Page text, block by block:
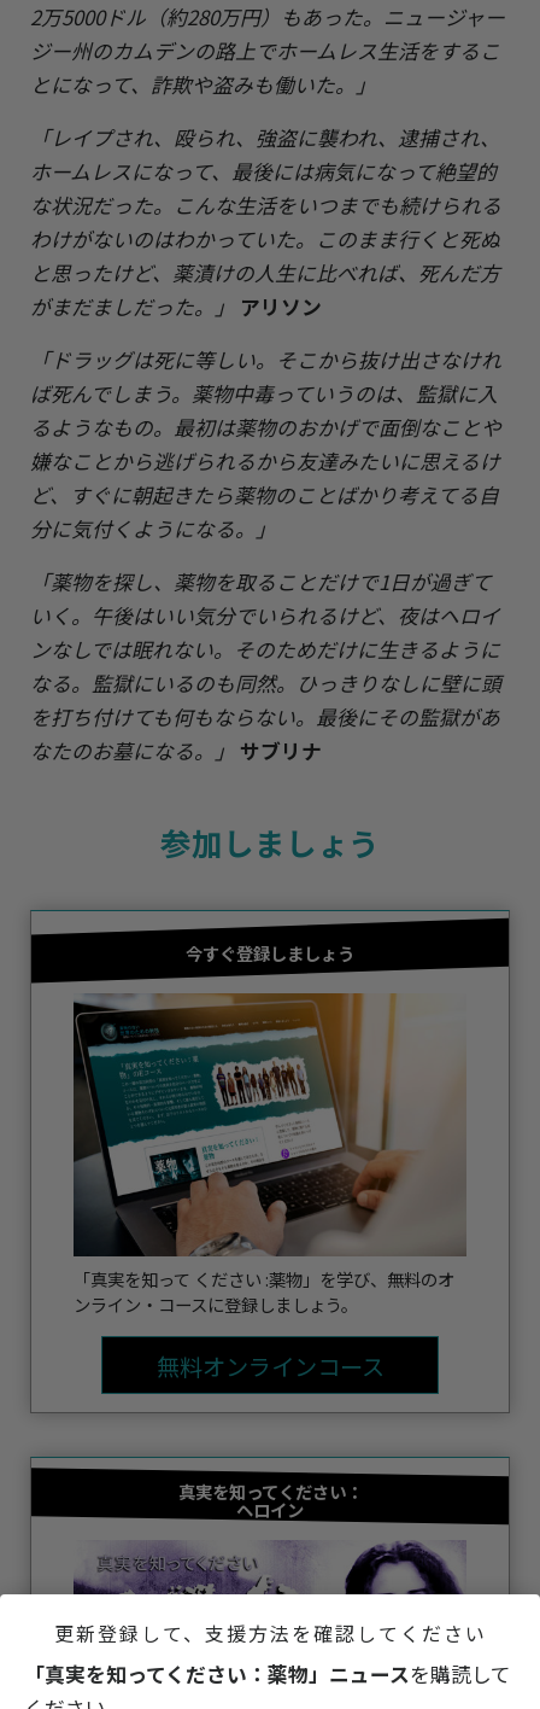
2万5000ドル（約280万円）もあった。ニュージャー
ジー州のカムデンの路上でホームレス生活をするこ
とになって、詐欺や盗みも働いた。」
「レイプされ、殴られ、強盗に襲われ、逮捕され、
ホームレスになって、最後には病気になって絶望的
な状況だった。こんな生活をいつまでも続けられる
わけがないのはわかっていた。このまま行くと死ぬ
と思ったけど、薬漬けの人生に比べれば、死んだ方
がまだましだった。」 アリソン
「ドラッグは死に等しい。そこから抜け出さなけれ
ば死んでしまう。薬物中毒っていうのは、監獄に入
るようなもの。最初は薬物のおかげで面倒なことや
嫌なことから逃げられるから友達みたいに思えるけ
ど、すぐに朝起きたら薬物のことばかり考えてる自
分に気付くようになる。」
「薬物を探し、薬物を取ることだけで1日が過ぎて
いく。午後はいい気分でいられるけど、夜はヘロイ
ンなしでは眠れない。そのためだけに生きるように
なる。監獄にいるのも同然。ひっきりなしに壁に頭
を打ち付けても何もならない。最後にその監獄があ
なたのお墓になる。」 サブリナ
参加しましょう
今すぐ登録しましょう
「真実を知って ください :薬物」を学び、無料のオ
ンライン・コースに登録しましょう。
無料オンラインコース
真実を知ってください：
ヘロイン
更新登録して、支援方法を確認してください
「真実を知ってください：薬物」ニュースを購読して